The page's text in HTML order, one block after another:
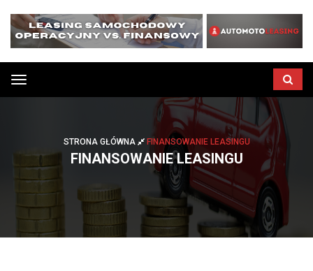
Przełącz
menu
STRONA GŁÓWNA FINANSOWANIE LEASINGU
FINANSOWANIE LEASINGU